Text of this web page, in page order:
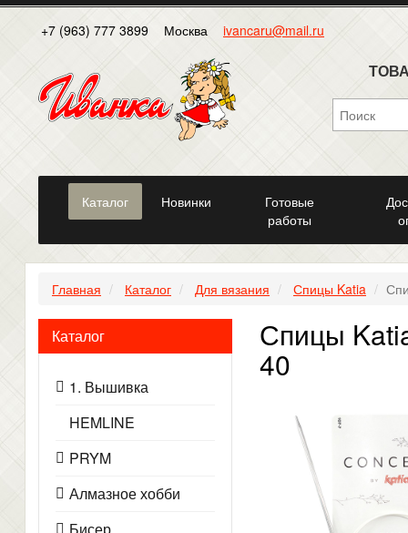
+7 (963) 777 3899 Москва ivancaru@mail.ru
Каталог Новинки
Готовые
работы
Главная Каталог Для вязания Спицы Katia
Каталог
1. Вышивка
HEMLINE
PRYM
Алмазное хобби
Спицы
40